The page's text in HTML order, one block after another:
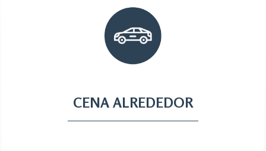
CENA ALREDEDOR